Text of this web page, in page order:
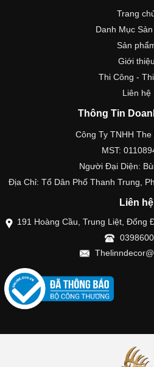
Trang
Danh Mục
Sản
Giới thiệu
Thi Công -
Liên hệ
Thông Tin
Công Ty TNHH
MST:
Người Đại Diện:
Địa Chỉ: Tổ Dân Phố Thanh Trung,
Liên hệ
191 Hoàng Cầu, Trung Liệt, Đống